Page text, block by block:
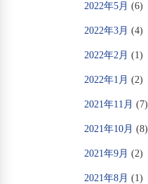
2022年5月 (6)
2022年3月 (4)
2022年2月 (1)
2022年1月 (2)
2021年11月 (7)
2021年10月 (8)
2021年9月 (2)
2021年8月 (1)